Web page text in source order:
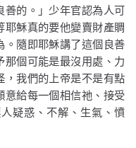
善的。 」少年官認為人可
穌真的要他變賣財產賙
。隨即耶穌講了這個良善
那個可能是最沒用處、力
，我們的上帝是不是有點
意給每一個相信祂、接受
疑惑、不解、生氣、憤